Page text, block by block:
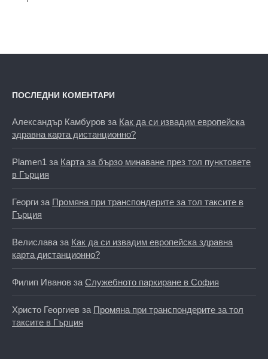
ПОСЛЕДНИ КОМЕНТАРИ
Александър Камбуров за Как да си извадим европейска
здравна карта дистанционно?
Plamen1 за Карта за бързо минаване през тол пунктовете
в Гърция
Георги за Промяна при транспондерите за тол таксите в
Гърция
Велислава за Как да си извадим европейска здравна
карта дистанционно?
Филип Иванов за Служебното паркиране в София
Христо Георгиев за Промяна при транспондерите за тол
таксите в Гърция